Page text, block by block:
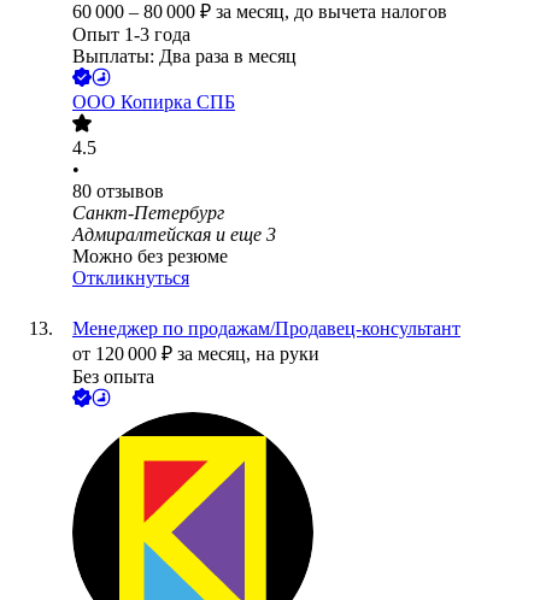
60 000 – 80 000 ₽ за месяц, до вычета налогов
Опыт 1-3 года
Выплаты: Два раза в месяц
ООО Копирка СПБ
4.5
•
80 отзывов
Санкт-Петербург
Адмиралтейская и еще 3
Можно без резюме
Откликнуться
Менеджер по продажам/Продавец-консультант
от 120 000 ₽ за месяц, на руки
Без опыта